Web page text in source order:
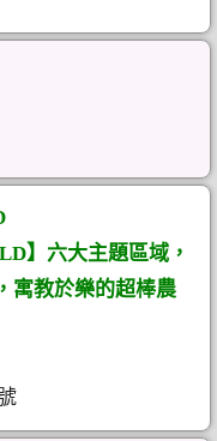
】六大主題區域，
寓教於樂的超棒農